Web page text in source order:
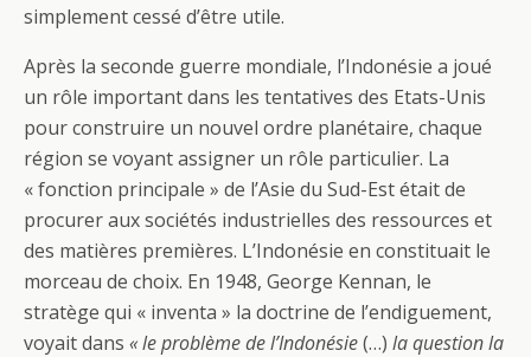
simplement cessé d’être utile.
Après la seconde guerre mondiale, l’Indonésie a joué
un rôle important dans les tentatives des Etats-Unis
pour construire un nouvel ordre planétaire, chaque
région se voyant assigner un rôle particulier. La
« fonction principale » de l’Asie du Sud-Est était de
procurer aux sociétés industrielles des ressources et
des matières premières. L’Indonésie en constituait le
morceau de choix. En 1948, George Kennan, le
stratège qui « inventa » la doctrine de l’endiguement,
voyait dans « le problème de l’Indonésie(…) la question la